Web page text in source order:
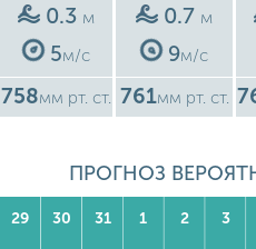
0.3 м
5м/с
758мм рт. ст.
0.7 м
9м/с
761мм рт. ст.
ПРОГНОЗ
29 30 31 1 2 3